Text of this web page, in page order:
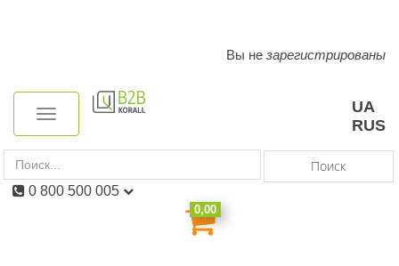
navigation
Toggle
UA
RUS
Поиск
0,00
Вы не зарегистрированы
0 800 500 005